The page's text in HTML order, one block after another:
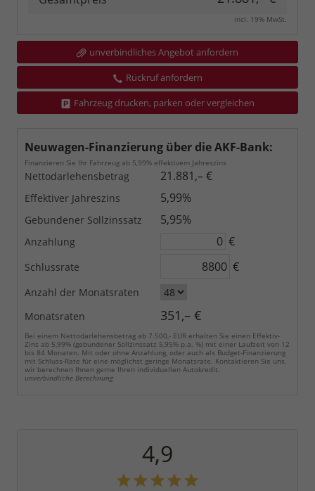
incl. 19% MwSt.
unverbindliches Angebot anfordern
Rückruf anfordern
Fahrzeug drucken, parken oder vergleichen
Neuwagen-Finanzierung über die AKF-Bank:
Finanzieren Sie Ihr Fahrzeug ab 5,99% effektivem Jahreszins
Nettodarlehensbetrag 21.881,– €
Effektiver Jahreszins 5,99%
Gebundener Sollzinssatz 5,95%
Anzahlung €
Schlussrate €
Anzahl der Monatsraten
Monatsraten
351,– €
Bei einem Nettodarlehensbetrag ab 7.500,- EUR erhalten Sie einen Effektiv-
Zins ab 5,99% (gebundener Sollzinssatz 5,95% p.a. %) mit einer Laufzeit von 12
bis 84 Monaten. Mit oder ohne Anzahlung, oder auch als Budget-Finanzierung
mit Schluss-Rate für eine möglichst geringe Monatsrate. Kontaktieren Sie uns,
wir berechnen Ihnen gerne Ihren individuellen Autokredit.
unverbindliche Berechnung
4,9